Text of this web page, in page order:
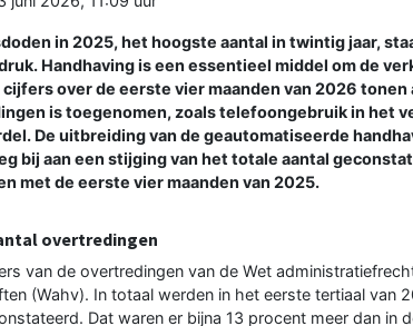
in 2025, het hoogste aantal in twintig jaar,
Handhaving is een essentieel middel om de
over de eerste vier maanden van 2026 tonen
is toegenomen, zoals telefoongebruik in het
De uitbreiding van de geautomatiseerde
bij aan een stijging van het totale aantal
met de eerste vier maanden van 2025.
overtredingen
van de overtredingen van de Wet
(Wahv). In totaal werden in het eerste tertiaal van
Dat waren er bijna 13 procent meer dan in